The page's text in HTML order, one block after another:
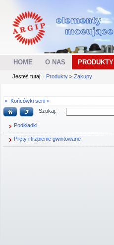
HOME O NAS PRODUKTY
Jesteś tutaj: Produkty > Zakupy
» Końcówki serii »
Szukaj:
Podkładki
Pręty i trzpienie gwintowane